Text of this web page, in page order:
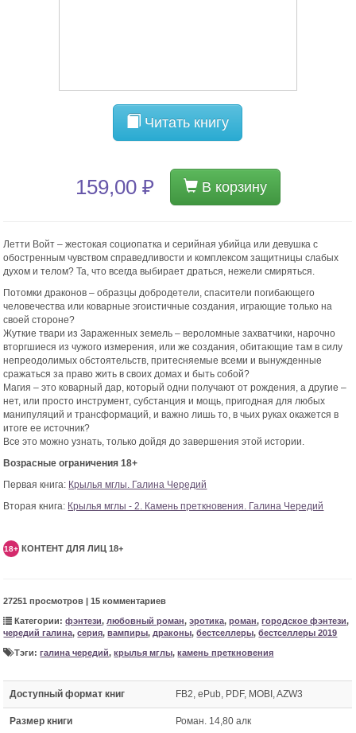
Читать книгу
159,00 ₽ В корзину
Летти Войт – жестокая социопатка и серийная убийца или девушка с
обостренным чувством справедливости и комплексом защитницы слабых
духом и телом? Та, что всегда выбирает драться, нежели смиряться.
Потомки драконов – образцы добродетели, спасители погибающего
человечества или коварные эгоистичные создания, играющие только на
своей стороне?
Жуткие твари из Зараженных земель – вероломные захватчики, нарочно
вторгшиеся из чужого измерения, или же создания, обитающие там в силу
непреодолимых обстоятельств, притесняемые всеми и вынужденные
сражаться за право жить в своих домах и быть собой?
Магия – это коварный дар, который одни получают от рождения, а другие –
нет, или просто инструмент, субстанция и мощь, пригодная для любых
манипуляций и трансформаций, и важно лишь то, в чьих руках окажется в
итоге ее источник?
Все это можно узнать, только дойдя до завершения этой истории.
Возрасные ограничения 18+
Первая книга: Крылья мглы. Галина Чередий
Вторая книга: Крылья мглы - 2. Камень преткновения. Галина Чередий
18+ КОНТЕНТ ДЛЯ ЛИЦ 18+
27251 просмотров | 15 комментариев
Категории:фэнтези, любовный роман,эротика,роман,городское фэнтези,
чередий галина,серия,вампиры, драконы,бестселлеры,бестселлеры 2019
Тэги:галина чередий,крылья мглы,камень преткновения
Доступный формат книг FB2, ePub, PDF, MOBI, AZW3
Размер книги Роман. 14,80 алк